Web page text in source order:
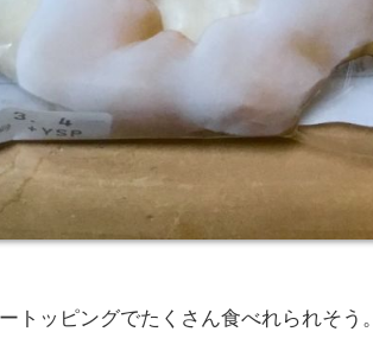
トッピングでたくさん食べれられそう。